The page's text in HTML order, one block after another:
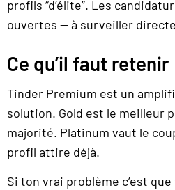
profils “d’élite”. Les
ouvertes — à surveiller
Ce qu’il faut retenir
Tinder Premium est un
solution. Gold est le meilleur
majorité. Platinum vaut le
profil attire déjà.
Si ton vrai problème c’est que